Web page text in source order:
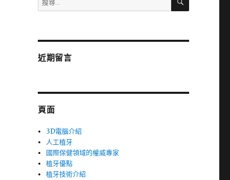
尋
字:
近期留言
頁面
3D電腦介紹
人工植牙
國際保健領域的權威專家
植牙優點
植牙技術介紹